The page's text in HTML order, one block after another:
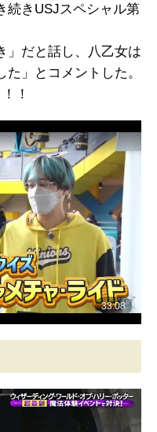
続きUSJスペシャル第
」だと話し、八乙女は
た」とコメントした。
！